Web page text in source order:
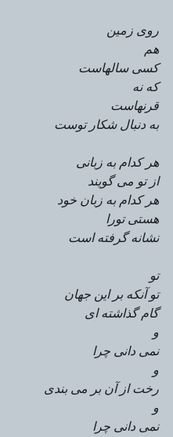
روی زمین
هم
کسی سالهاست
که نه
قرنهاست
به دنبال شکار توست
هر کدام به زبانی
از تو می گویند
هر کدام به زبان خود
هستی تورا
نشانه گرفته است
تو
تو آنکه بر این جهان
گام گذاشته ای
و
نمی دانی چرا
و
رخت از آن بر می بندی
و
نمی دانی چرا